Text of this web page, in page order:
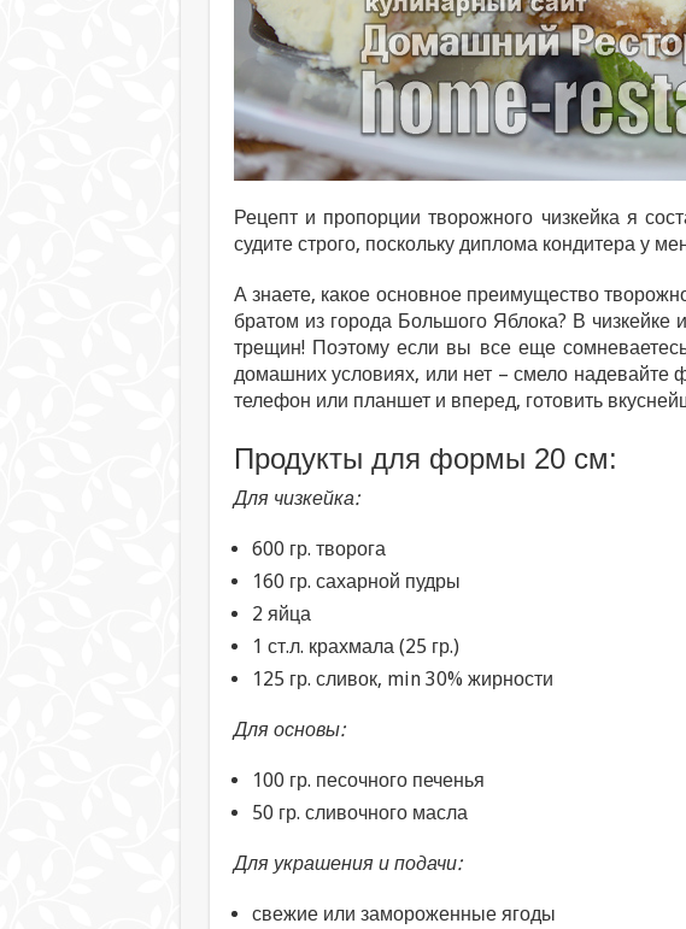
Рецепт и пропорции творожного чизкейка я
судите строго, поскольку диплома кондитера у
А знаете, какое основное преимущество
братом из города Большого Яблока? В чизкейке
трещин! Поэтому если вы все еще
домашних условиях, или нет – смело надевайте
телефон или планшет и вперед, готовить
Продукты для формы 20 см:
Для чизкейка:
600 гр. творога
160 гр. сахарной пудры
2 яйца
1 ст.л. крахмала (25 гр.)
125 гр. сливок, min 30% жирности
Для основы:
100 гр. песочного печенья
50 гр. сливочного масла
Для украшения и подачи:
свежие или замороженные ягоды